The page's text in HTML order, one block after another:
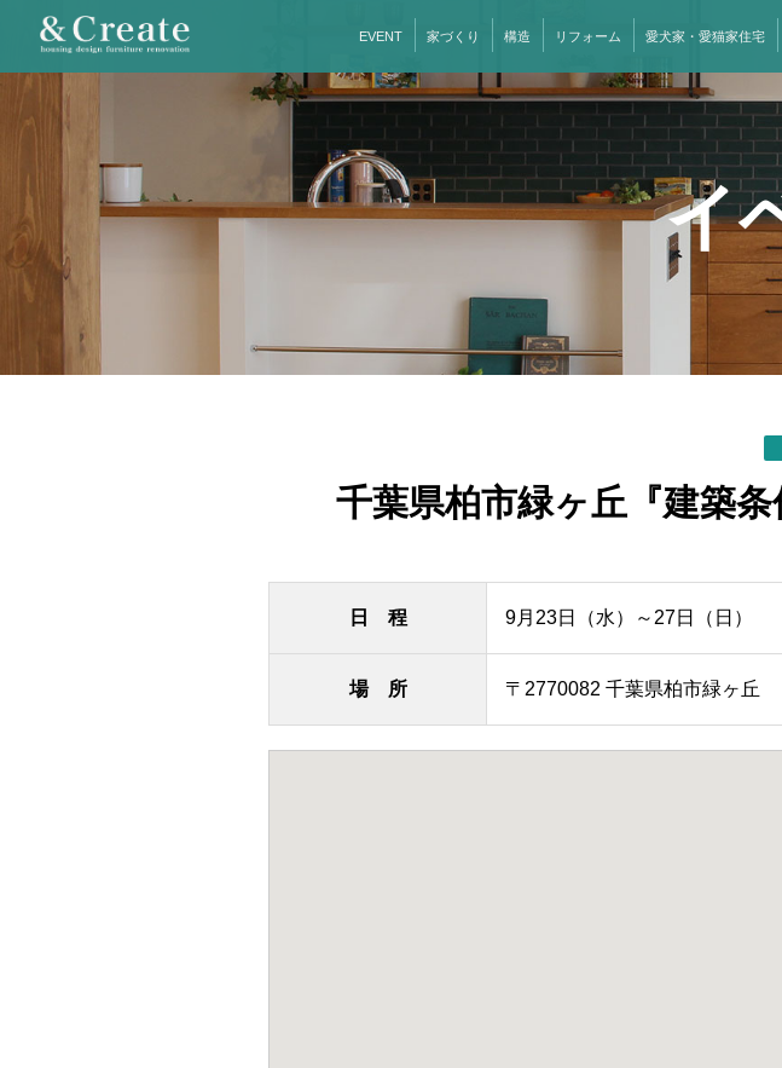
EVENT 家づくり 構造 リフォーム 愛犬家・愛猫家住宅
イ
千葉県柏市緑ヶ丘『建築
日 程 9月23日（水）～27日（日）
場 所 〒2770082 千葉県柏市緑ヶ丘